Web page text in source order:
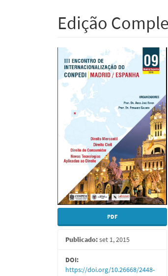
Edição
Barra
lateral
de
artigos
PDF
Publicado:set 1, 2015
DOI:
https://doi.org/10.26668/2448-